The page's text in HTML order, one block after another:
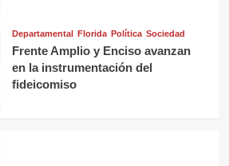
Departamental Florida Política Sociedad
Frente Amplio y Enciso avanzan
en la instrumentación del
fideicomiso